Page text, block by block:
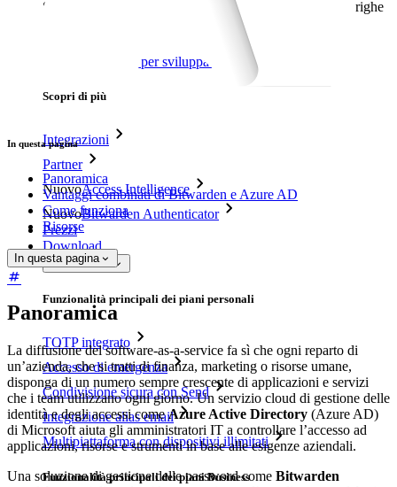
Sblocca le funzionalità passkey e molto altro con poche righe
Documentazione per sviluppatori
Scopri di più
Integrazioni
Partner
NuovoAccess Intelligence
NuovoBitwarden Authenticator
Prezzi
Download
Funzionalità
Funzionalità principali dei piani personali
TOTP integrato
Accesso di emergenza
Condivisione sicura con Send
Integrazione alias email
Multipiattaforma con dispositivi illimitati
Funzionalità principali dei piani Business
In questa pagina
Panoramica
Vantaggi combinati di Bitwarden e Azure AD
Come funziona
Risorse
In questa pagina
Panoramica
La diffusione del software-as-a-service fa sì che ogni reparto di
un’azienda, che si tratti di finanza, marketing o risorse umane,
disponga di un numero sempre crescente di applicazioni e servizi
che i team utilizzano ogni giorno. Un servizio cloud di gestione delle
identità e degli accessi comeAzure Active Directory (Azure AD)
di Microsoft aiuta gli amministratori IT a controllare l’accesso ad
applicazioni, risorse e strumenti in base alle esigenze aziendali.
Una soluzione di gestione delle password come Bitwarden